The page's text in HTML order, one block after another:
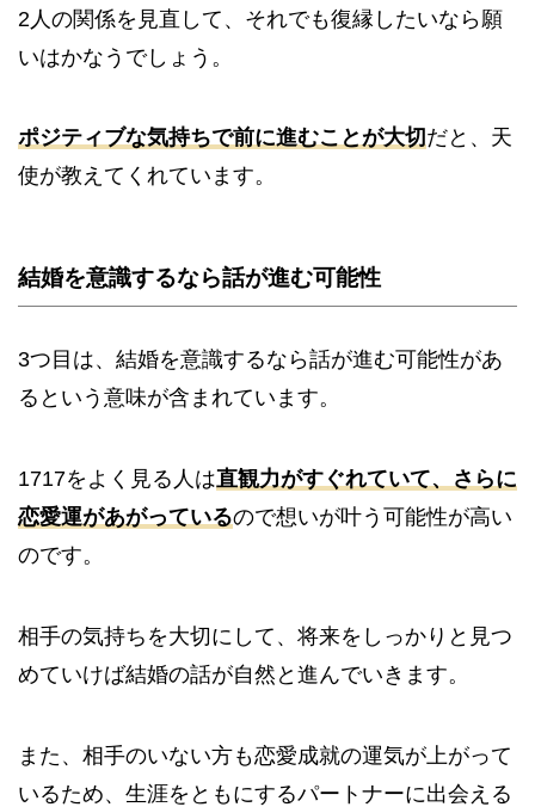
2人の関係を見直して、それでも復縁したいなら願
いはかなうでしょう。
ポジティブな気持ちで前に進むことが大切 だと、天
使が教えてくれています。
結婚を意識するなら話が進む可能性
3つ目は、結婚を意識するなら話が進む可能性があ
るという意味が含まれています。
1717をよく見る人は直観力がすぐれていて、さらに
恋愛運があがっているので想いが叶う可能性が高い
のです。
相手の気持ちを大切にして、将来をしっかりと見つ
めていけば結婚の話が自然と進んでいきます。
また、相手のいない方も恋愛成就の運気が上がって
いるため、生涯をともにするパートナーに出会える